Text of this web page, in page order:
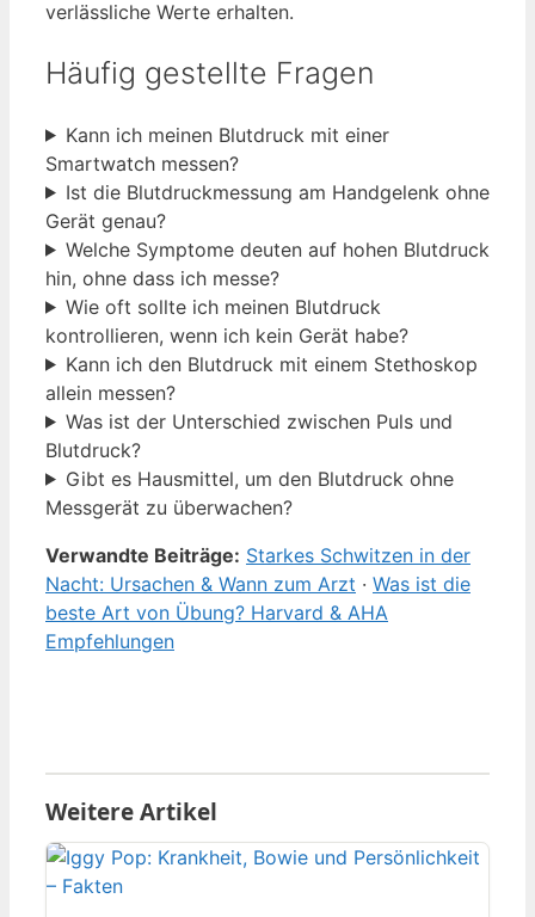
verlässliche Werte erhalten.
Häufig gestellte Fragen
Kann ich meinen Blutdruck mit einer
Smartwatch messen?
Ist die Blutdruckmessung am Handgelenk ohne
Gerät genau?
Welche Symptome deuten auf hohen Blutdruck
hin, ohne dass ich messe?
Wie oft sollte ich meinen Blutdruck
kontrollieren, wenn ich kein Gerät habe?
Kann ich den Blutdruck mit einem Stethoskop
allein messen?
Was ist der Unterschied zwischen Puls und
Blutdruck?
Gibt es Hausmittel, um den Blutdruck ohne
Messgerät zu überwachen?
Verwandte Beiträge: Starkes Schwitzen in der
Nacht: Ursachen & Wann zum Arzt · Was ist die
beste Art von Übung? Harvard & AHA
Empfehlungen
Weitere Artikel